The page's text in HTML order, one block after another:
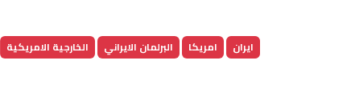
ايران امريكا البرلمان الايراني الخارجية الامريكية